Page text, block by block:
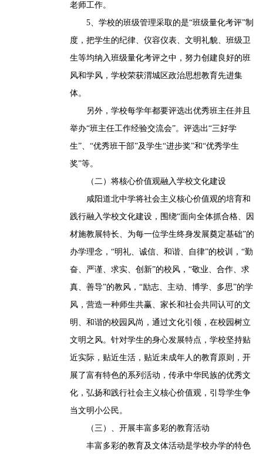
老师工作。
5、学校的班级管理采取的是“班级量化考评”制
度，把学生的纪律、仪容仪表、文明礼貌、班级卫
生等均纳入班级量化考评之中，努力创建良好的班
风和学风，学校荣获渭城区政治思想教育先进集
体。
另外，学校每学年都要评选出优秀班主任并且
举办“班主任工作经验交流会”。评选出“三好学
生”、“优秀班干部”及学生“进步奖”和“优秀学生
奖”等。
（二）将核心价值观融入学校文化建设
咸阳道北中学将社会主义核心价值观的培育和
践行融入学校文化建设，围绕“面向全体抓合格、因
材施教展特长、为每一位学生终身发展奠定基础”的
办学理念，“明礼、诚信、和谐、自律”的校训，“勤
奋、严谨、求实、创新”的校风，“敬业、合作、求
真、善导”的教风，“励志、主动、博学、多思”的学
风，营造一种师生共赢、家长和社会共同认可的文
明、和谐的校园风尚，通过文化引领，在校园树立
文明之风。针对学生的身心发展特点，学校坚持贴
近实际，贴近生活，贴近未成年人的教育原则，开
展了富有特色的系列活动，传承中华民族的优秀文
化，弘扬和践行社会主义核心价值观，引导学生争
当文明小公民。
（三）、开展丰富多彩的教育活动
丰富多彩的教育及文体活动是学校办学的特色